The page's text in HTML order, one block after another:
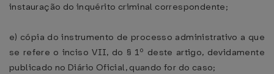
instauração do inquérito criminal correspondente;
e) cópia do instrumento de processo administrativo a que
se refere o inciso VII, do § 1º deste artigo, devidamente
publicado no Diário Oficial, quando for do caso;